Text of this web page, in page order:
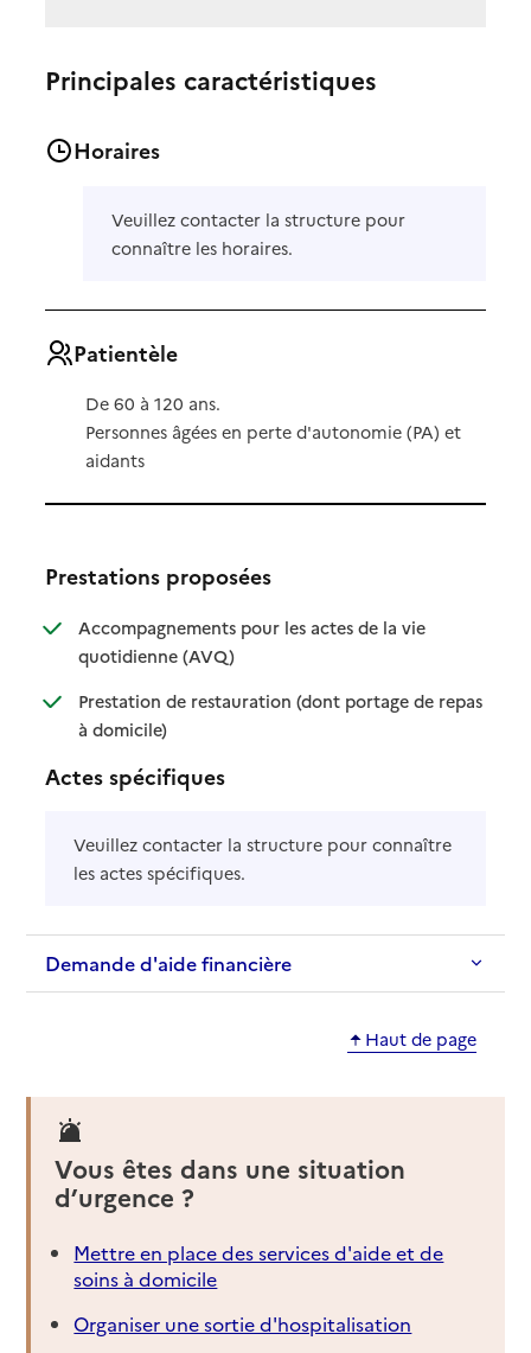
Principales caractéristiques
Horaires
Veuillez contacter la structure pour
connaître les horaires.
Patientèle
De 60 à 120 ans.
Personnes âgées en perte d'autonomie (PA) et
aidants
Prestations proposées
Accompagnements pour les actes de la vie
quotidienne (AVQ): disponible
: non disponible
Prestation de restauration (dont portage de repas
à domicile): disponible
: non disponible
Actes spécifiques
Veuillez contacter la structure pour connaître
les actes spécifiques.
Demande d'aide financière
Haut de page
Vous êtes dans une situation
d’urgence ?
Mettre en place des services d'aide et de
soins à domicile
Organiser une sortie d'hospitalisation